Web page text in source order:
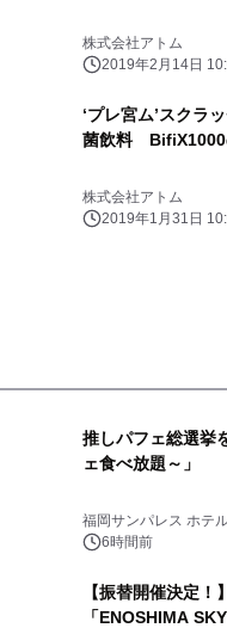
株式会社アトム
2019年2月14日
‘プレ宮ム’スクラ
菌飲料
株式会社アトム
2019年1月31日
推しパフェ総選挙
ェ食べ放題～」
福岡サンパレス ホテ
6時間前
【振替開催決定
「ENOSHIMA